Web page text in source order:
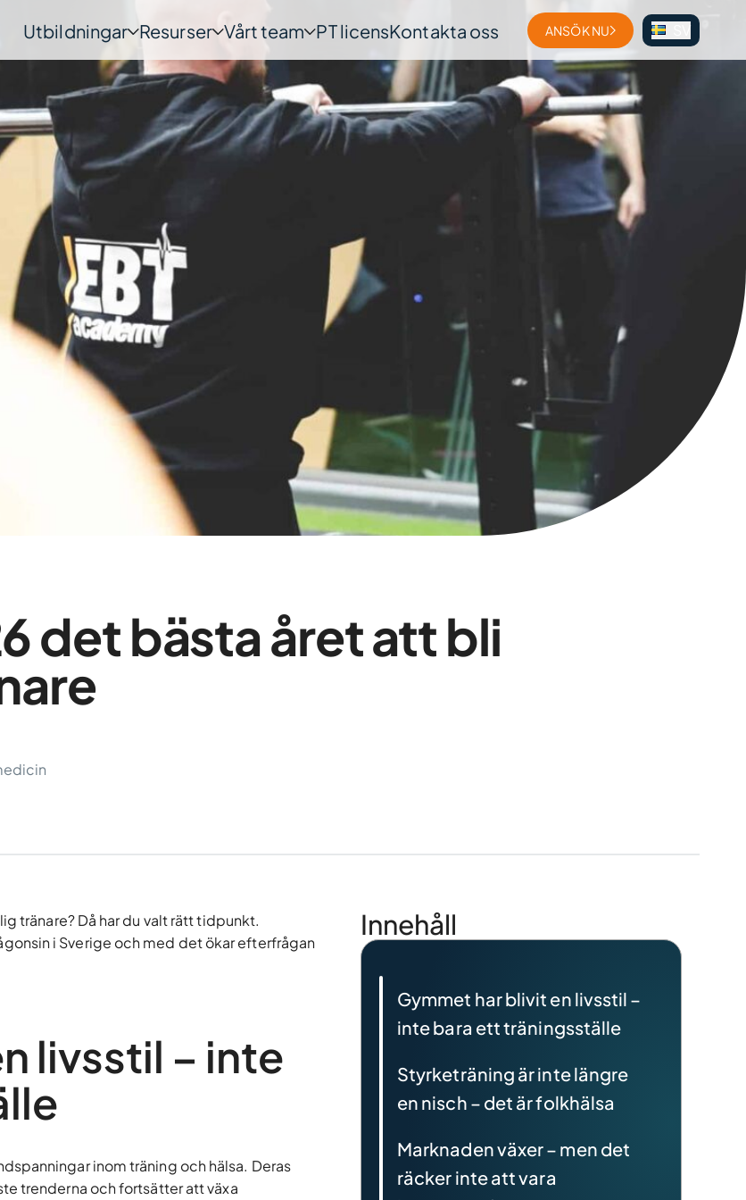
Utbildningar Resurser Vårt team PT licensKontakta oss ANSÖK NU
det bästa året att bli
tränare? Då har du valt rätt tidpunkt.
i Sverige och med det ökar efterfrågan
livsstil – inte
inom träning och hälsa. Deras
trenderna och fortsätter att växa
Innehåll
Gymmet har blivit en livsstil –
inte bara ett träningsställe
Styrketräning är inte längre
en nisch – det är folkhälsa
Marknaden växer – men det
räcker inte att vara